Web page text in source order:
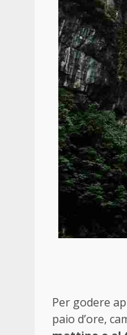
Per godere
paio d’ore,